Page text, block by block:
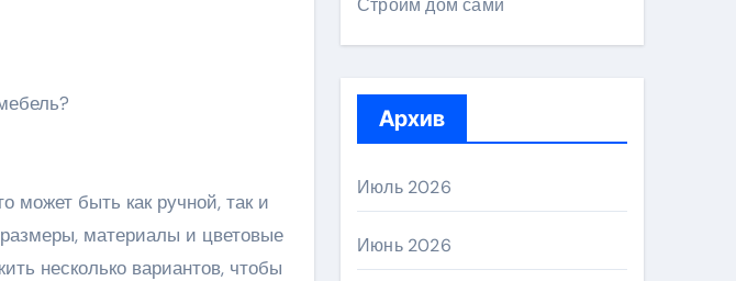
может быть как ручной, так и
материалы и цветовые
несколько вариантов, чтобы
Строим дом сами
Архив
Июль 2026
Июнь 2026